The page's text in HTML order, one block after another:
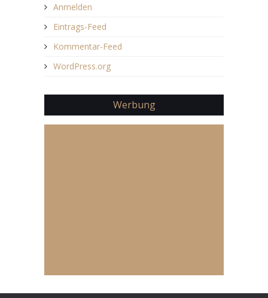
Anmelden
Eintrags-Feed
Kommentar-Feed
WordPress.org
Werbung